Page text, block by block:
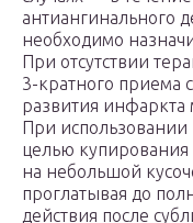
антиангинального
необходимо
При отсутствии
3-кратного приема
развития инфаркта
При использовании
целью купирования
на небольшой
проглатывая до
действия после